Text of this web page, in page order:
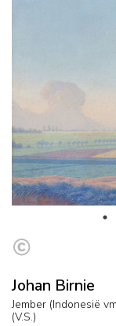
Johan Birnie
Jember (Indonesië
(V.S.)